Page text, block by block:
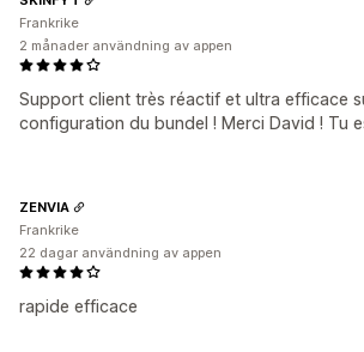
Support client très réactif et ultra efficace
configuration du bundel ! Merci David ! Tu
Frankrike
2 månader användning av appen
rapide efficace
ZENVIA
Frankrike
22 dagar användning av appen